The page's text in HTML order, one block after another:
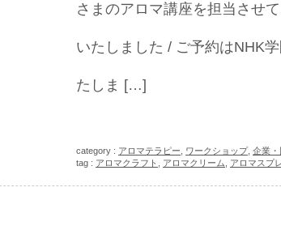
さまのアロマ講座を担当させ
いたしました / ご予約はNHK
たしま […]
category : アロマテラピー ワークショップ, 企業
tag : アロマクラフト アロマクリーム アロマスプ